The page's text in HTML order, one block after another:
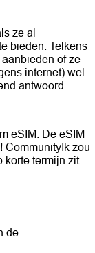
ze al
bieden. Telkens
of ze
internet) wel
antwoord.
eSIM: De eSIM
CommunityIk zou
korte termijn zit
de